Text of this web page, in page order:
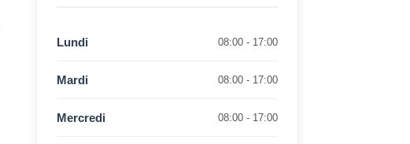
Lundi 08:00 - 17:00
Mardi 08:00 - 17:00
Mercredi 08:00 - 17:00